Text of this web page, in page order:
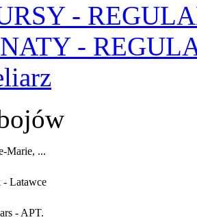
-
-
Marie, ...
- Latawce
- APT.